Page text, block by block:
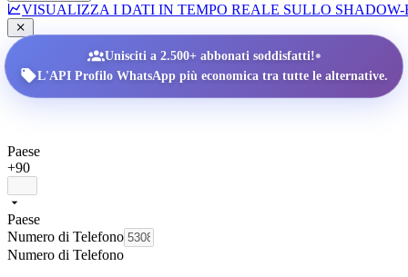
VISUALIZZA I DATI IN TEMPO REALE SULLO
Unisciti a 2.500+ abbonati soddisfatti!•
L'API Profilo WhatsApp più economica tra tutte le alternative.
Paese
+90
Paese
Numero di Telefono
Numero di Telefono